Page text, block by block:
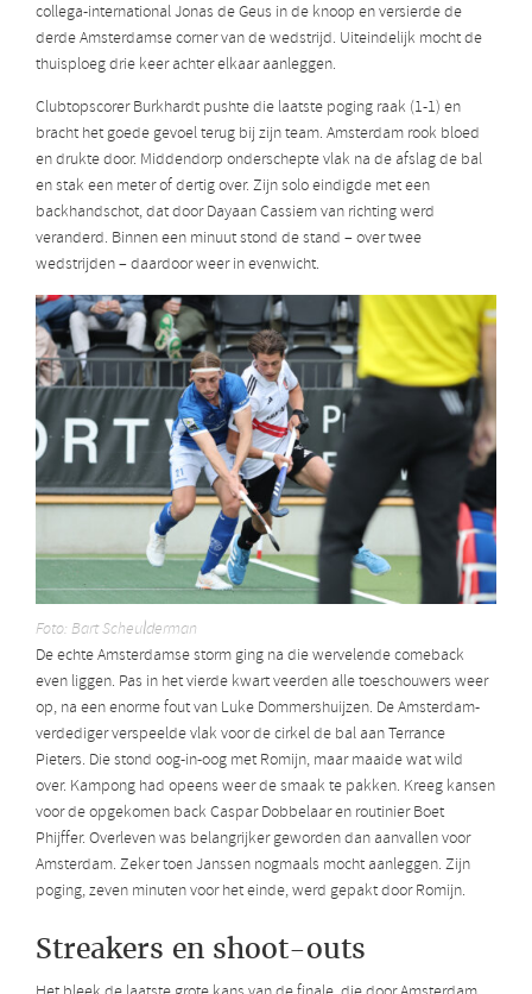
collega-international Jonas de Geus in de knoop en versierde de
derde Amsterdamse corner van de wedstrijd. Uiteindelijk mocht de
thuisploeg drie keer achter elkaar aanleggen.
Clubtopscorer Burkhardt pushte die laatste poging raak (1-1) en
bracht het goede gevoel terug bij zijn team. Amsterdam rook bloed
en drukte door. Middendorp onderschepte vlak na de afslag de bal
en stak een meter of dertig over. Zijn solo eindigde met een
backhandschot, dat door Dayaan Cassiem van richting werd
veranderd. Binnen een minuut stond de stand – over twee
wedstrijden – daardoor weer in evenwicht.
Foto: Bart Scheulderman
De echte Amsterdamse storm ging na die wervelende comeback
even liggen. Pas in het vierde kwart veerden alle toeschouwers weer
op, na een enorme fout van Luke Dommershuijzen. De Amsterdam-
verdediger verspeelde vlak voor de cirkel de bal aan Terrance
Pieters. Die stond oog-in-oog met Romijn, maar maaide wat wild
over. Kampong had opeens weer de smaak te pakken. Kreeg kansen
voor de opgekomen back Caspar Dobbelaar en routinier Boet
Phijffer. Overleven was belangrijker geworden dan aanvallen voor
Amsterdam. Zeker toen Janssen nogmaals mocht aanleggen. Zijn
poging, zeven minuten voor het einde, werd gepakt door Romijn.
Streakers en shoot-outs